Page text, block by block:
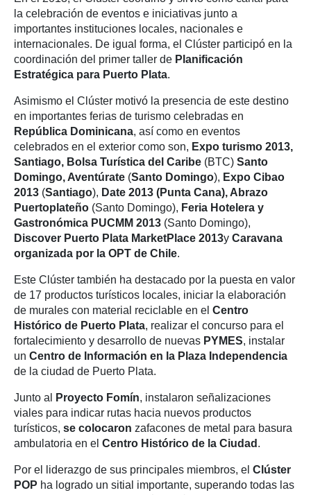
la celebración de eventos e iniciativas junto a
importantes instituciones locales, nacionales e
internacionales. De igual forma, el Clúster participó en la
coordinación del primer taller de Planificación
Estratégica para Puerto Plata.
Asimismo el Clúster motivó la presencia de este destino
en importantes ferias de turismo celebradas en
República Dominicana, así como en eventos
celebrados en el exterior como son, Expo turismo 2013,
Santiago, Bolsa Turística del Caribe (BTC) Santo
Domingo, Aventúrate (Santo Domingo), Expo Cibao
2013 (Santiago), Date 2013 (Punta Cana), Abrazo
Puertoplateño (Santo Domingo), Feria Hotelera y
Gastronómica PUCMM 2013 (Santo Domingo),
Discover Puerto Plata MarketPlace 2013y Caravana
organizada por la OPT de Chile.
Este Clúster también ha destacado por la puesta en valor
de 17 productos turísticos locales, iniciar la elaboración
de murales con material reciclable en el Centro
Histórico de Puerto Plata, realizar el concurso para el
fortalecimiento y desarrollo de nuevas PYMES, instalar
un Centro de Información en la Plaza Independencia
de la ciudad de Puerto Plata.
Junto al Proyecto Fomín, instalaron señalizaciones
viales para indicar rutas hacia nuevos productos
turísticos, se colocaron zafacones de metal para basura
ambulatoria en el Centro Histórico de la Ciudad .
Por el liderazgo de sus principales miembros, el Clúster
POP ha logrado un sitial importante, superando todas las